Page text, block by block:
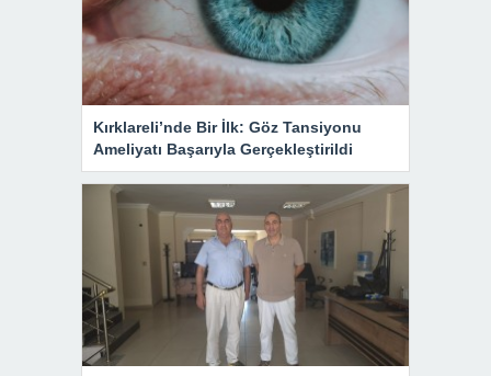
Kırklareli’nde Bir İlk: Göz Tansiyonu
Ameliyatı Başarıyla Gerçekleştirildi